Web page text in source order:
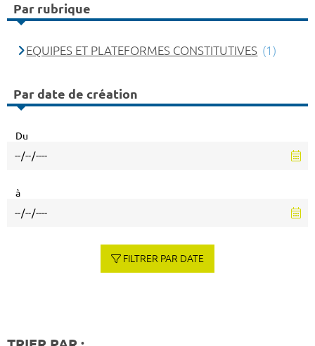
Par rubrique
EQUIPES ET PLATEFORMES CONSTITUTIVES (1)
Par date de création
Du
à
FILTRER PAR DATE